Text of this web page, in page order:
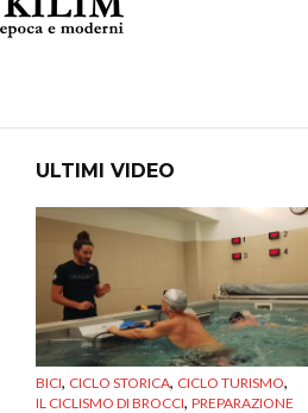
ULTIMI VIDEO
BICI, CICLO STORICA, CICLO TURISMO,
IL CICLISMO DI BROCCI, PREPARAZIONE